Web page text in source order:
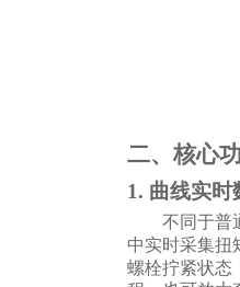
二、核心
1. 曲线实时
不同于普
中实时采集扭
螺栓拧紧状态